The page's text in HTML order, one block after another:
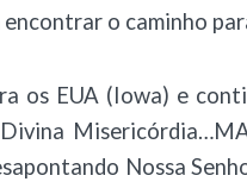
o caminho
os EUA (Iowa) e
Nossa